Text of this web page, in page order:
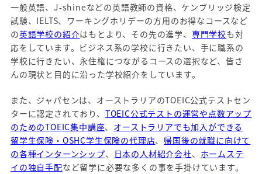
一般英語、J-shineなどの英語教師の資格、ケンブリッジ検定
試験、IELTS、ワーキングホリデーの方用のお得なコースなど
の英語学校の紹介はもとより、その先の進学、 専門学校も対
応をしています。ビジネス系の学校に行きたい、手に職系の
学校に行きたい、永住権につながるコースの選択など、皆さ
んの現状と目的に沿った学校紹介をしています。
また、ジャパセンは、オーストラリアのTOEIC公式テストセン
ターに認定されており、 TOEIC公式テストの運営や点数アップ
のためのTOEIC集中講座、 オーストラリアでも加入ができる
留学生保険・OSHC学生保険の代理店、 帰国後の就職に向けて
の各種インターンシップ、 日本の人材紹介会社、 ホームステ
イの独自手配など留学に必要な多くの事を手掛けています。